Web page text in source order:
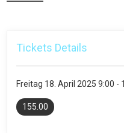
Tickets Details
Freitag 18. April 2025 9:00 -
155.00